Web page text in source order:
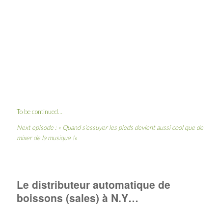
To be continued…
Next episode : « Quand s’essuyer les pieds devient aussi cool que de
mixer de la musique !«
Le distributeur automatique de
boissons (sales) à N.Y…